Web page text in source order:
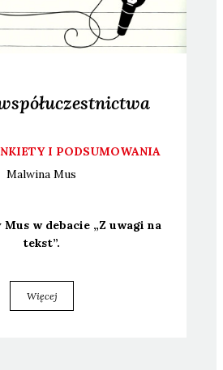
I PODSUMOWANIA
Malwina Mus
Mus w deba­cie „Z uwa­gi na
tekst”.
Więcej